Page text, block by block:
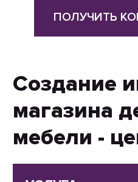
ПОЛУЧИТЬ
Создание
магазина
мебели -